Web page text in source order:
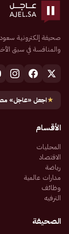
والمنافسة في سبق
★اجعل «عاجل»
الأقسام
المحليات
الاقتصاد
رياضة
مدارات عالمية
وظائف
الترفيه
الصحيفة